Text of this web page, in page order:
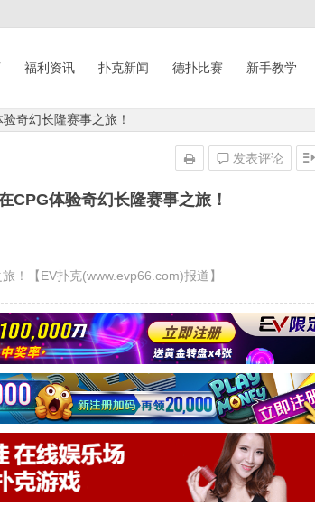
福利资讯 扑克新闻 德扑比赛 新手教学
奇幻长隆赛事之旅！
CPG体验奇幻长隆赛事之旅！
发表评论
！【EV扑克(www.evp66.com)报道】